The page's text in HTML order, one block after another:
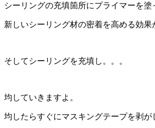
シーリングの充填箇所にプライマーを塗
新しいシーリング材の密着を高める効果
そしてシーリングを充填し。。。
均していきますよ。
均したらすぐにマスキングテープを剥が